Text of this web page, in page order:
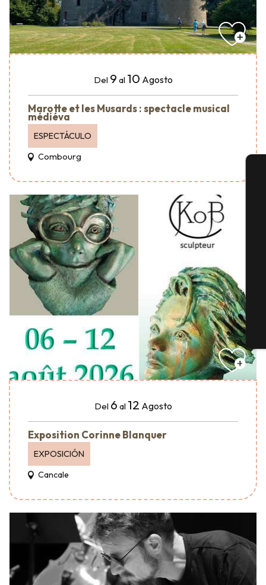
Del 9 al 10 Agosto
Marotte et les Musards : spectacle musical
médiéva
ESPECTÁCULO
Combourg
Del 6 al 12 Agosto
Exposition Corinne Blanquer
EXPOSICIÓN
Cancale